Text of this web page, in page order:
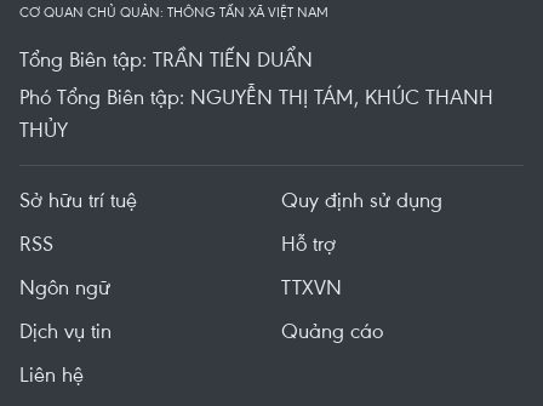
CƠ QUAN CHỦ QUẢN: THÔNG TẤN XÃ VIỆT NAM
Tổng Biên tập: TRẦN TIẾN DUẨN
Phó Tổng Biên tập: NGUYỄN THỊ TÁM, KHÚC THANH
THỦY
Sở hữu trí tuệ
Quy định sử dụng
RSS
Hỗ trợ
Ngôn ngữ
TTXVN
Dịch vụ tin
Quảng cáo
Liên hệ